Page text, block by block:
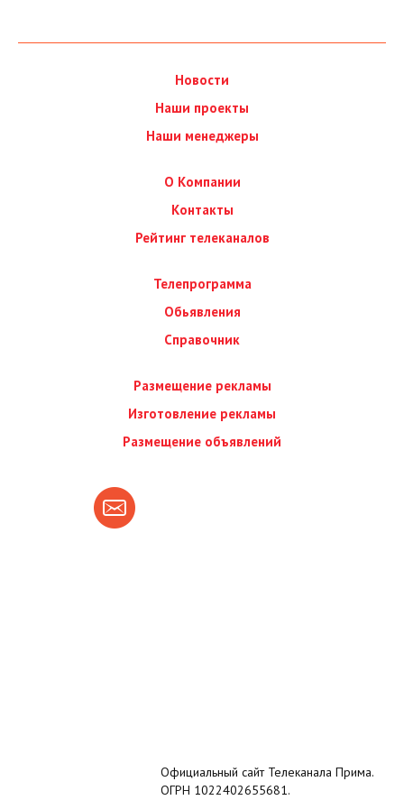
Новости
Наши проекты
Наши менеджеры
О Компании
Контакты
Рейтинг телеканалов
Телепрограмма
Обьявления
Справочник
Размещение рекламы
Изготовление рекламы
Размещение объявлений
Официальный сайт Телеканала Прима.
ОГРН 1022402655681.